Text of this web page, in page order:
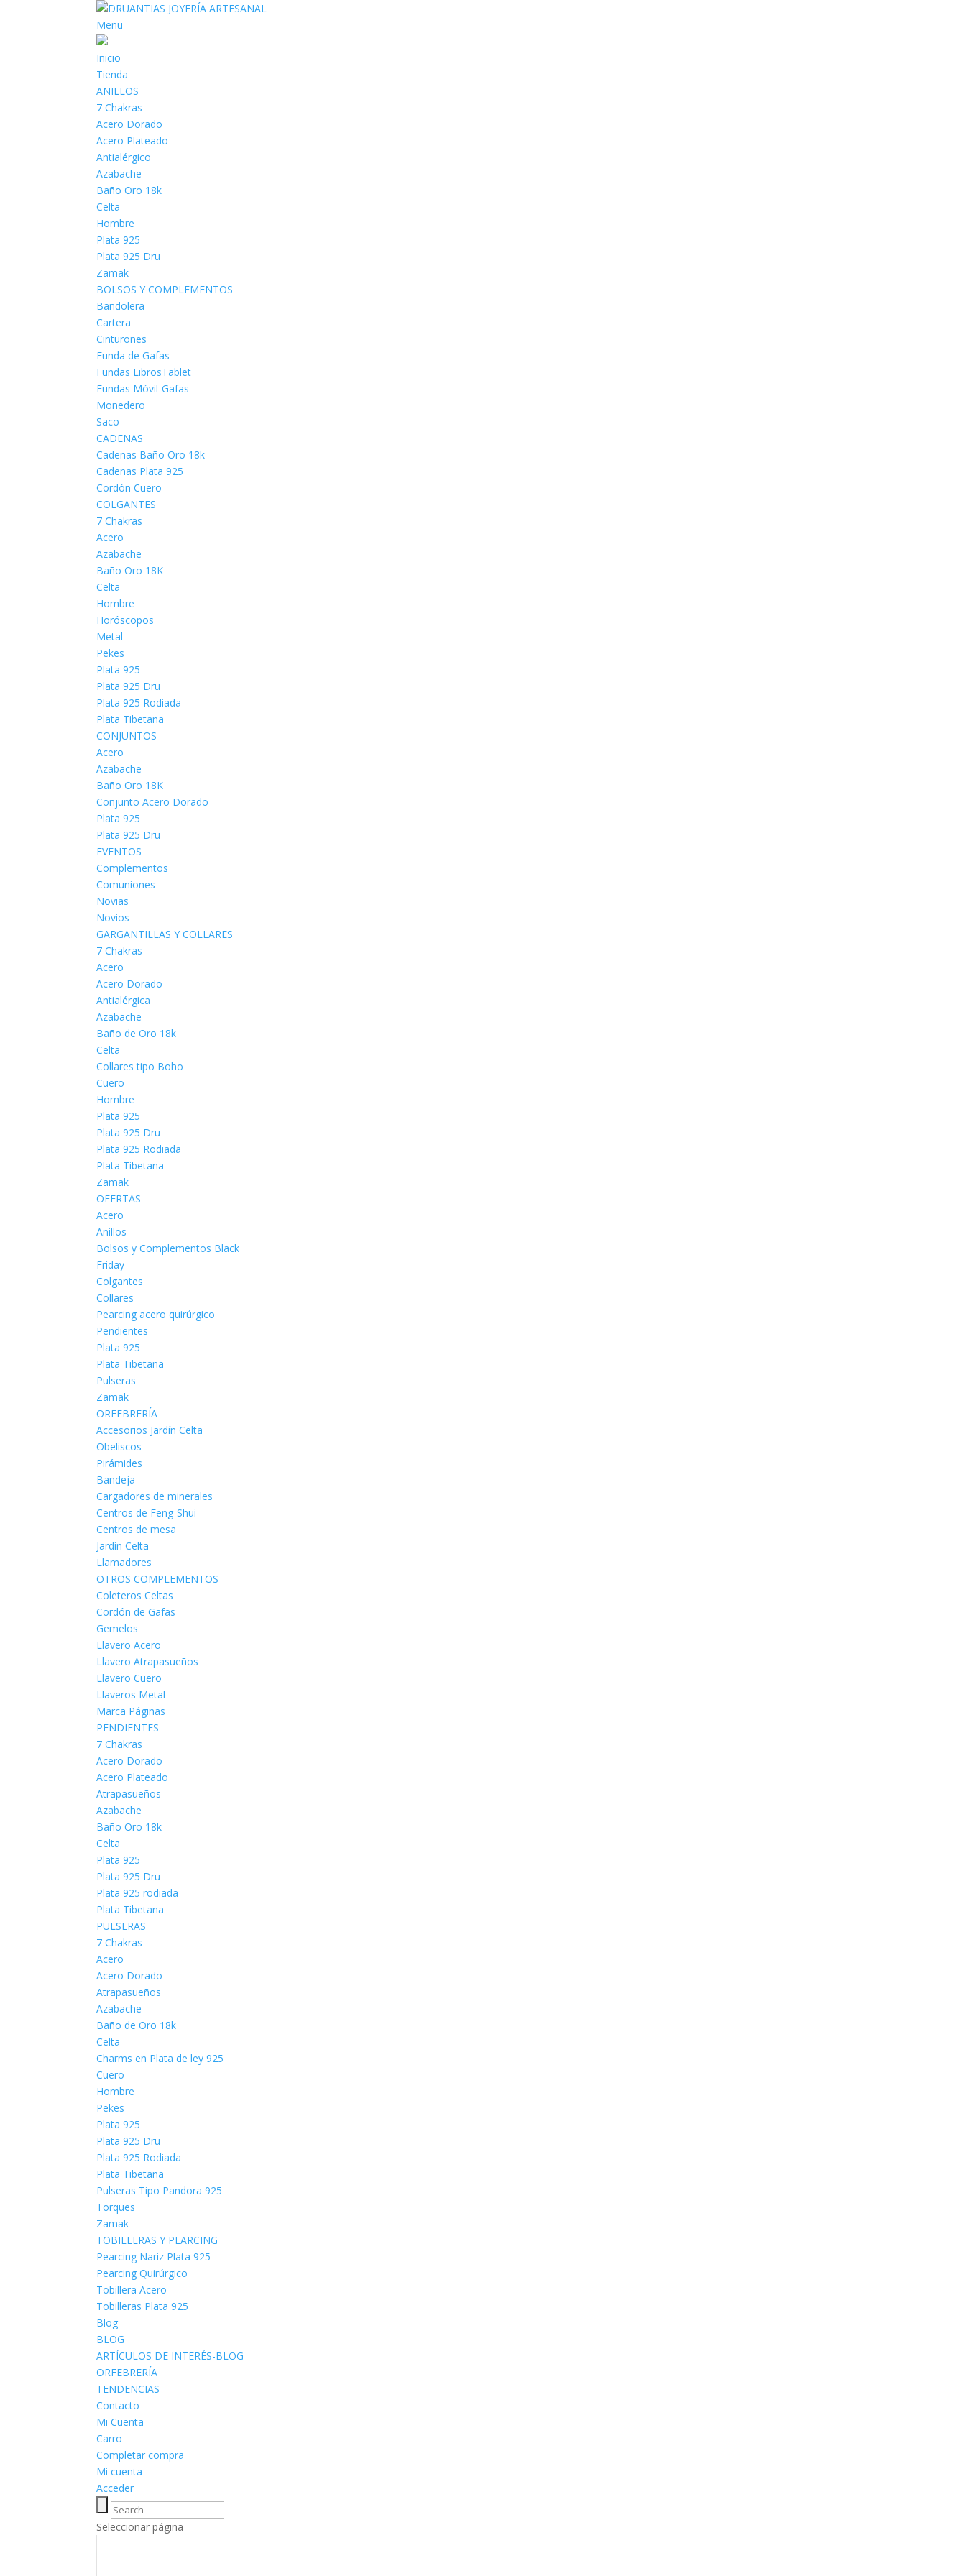
Menu
Inicio
Tienda
ANILLOS
7 Chakras
Acero Dorado
Acero Plateado
Antialérgico
Azabache
Baño Oro 18k
Celta
Hombre
Plata 925
Plata 925 Dru
Zamak
BOLSOS Y COMPLEMENTOS
Bandolera
Cartera
Cinturones
Funda de Gafas
Fundas LibrosTablet
Fundas Móvil-Gafas
Monedero
Saco
CADENAS
Cadenas Baño Oro 18k
Cadenas Plata 925
Cordón Cuero
COLGANTES
7 Chakras
Acero
Azabache
Baño Oro 18K
Celta
Hombre
Horóscopos
Metal
Pekes
Plata 925
Plata 925 Dru
Plata 925 Rodiada
Plata Tibetana
CONJUNTOS
Acero
Azabache
Baño Oro 18K
Conjunto Acero Dorado
Plata 925
Plata 925 Dru
EVENTOS
Complementos
Comuniones
Novias
Novios
GARGANTILLAS Y COLLARES
7 Chakras
Acero
Acero Dorado
Antialérgica
Azabache
Baño de Oro 18k
Celta
Collares tipo Boho
Cuero
Hombre
Plata 925
Plata 925 Dru
Plata 925 Rodiada
Plata Tibetana
Zamak
OFERTAS
Acero
Anillos
Bolsos y Complementos Black
Friday
Colgantes
Collares
Pearcing acero quirúrgico
Pendientes
Plata 925
Plata Tibetana
Pulseras
Zamak
ORFEBRERÍA
Accesorios Jardín Celta
Obeliscos
Pirámides
Bandeja
Cargadores de minerales
Centros de Feng-Shui
Centros de mesa
Jardín Celta
Llamadores
OTROS COMPLEMENTOS
Coleteros Celtas
Cordón de Gafas
Gemelos
Llavero Acero
Llavero Atrapasueños
Llavero Cuero
Llaveros Metal
Marca Páginas
PENDIENTES
7 Chakras
Acero Dorado
Acero Plateado
Atrapasueños
Azabache
Baño Oro 18k
Celta
Plata 925
Plata 925 Dru
Plata 925 rodiada
Plata Tibetana
PULSERAS
7 Chakras
Acero
Acero Dorado
Atrapasueños
Azabache
Baño de Oro 18k
Celta
Charms en Plata de ley 925
Cuero
Hombre
Pekes
Plata 925
Plata 925 Dru
Plata 925 Rodiada
Plata Tibetana
Pulseras Tipo Pandora 925
Torques
Zamak
TOBILLERAS Y PEARCING
Pearcing Nariz Plata 925
Pearcing Quirúrgico
Tobillera Acero
Tobilleras Plata 925
Blog
BLOG
ARTÍCULOS DE INTERÉS-BLOG
ORFEBRERÍA
TENDENCIAS
Contacto
Mi Cuenta
Carro
Completar compra
Mi cuenta
Acceder
Seleccionar página